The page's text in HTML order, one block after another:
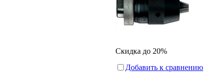
Скидка до 20%
Добавить к сравнению